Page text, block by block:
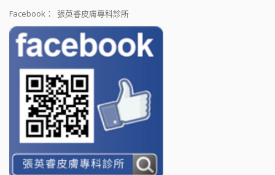
Facebook： 張英睿皮膚專科診所